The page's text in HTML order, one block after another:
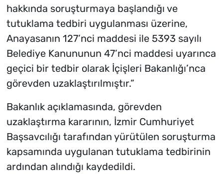
hakkında soruşturmaya başlandığı ve
tutuklama tedbiri uygulanması üzerine,
Anayasanın 127’nci maddesi ile 5393 sayılı
Belediye Kanununun 47’nci maddesi uyarınca
geçici bir tedbir olarak İçişleri Bakanlığı’nca
görevden uzaklaştırılmıştır.”
Bakanlık açıklamasında, görevden
uzaklaştırma kararının, İzmir Cumhuriyet
Başsavcılığı tarafından yürütülen soruşturma
kapsamında uygulanan tutuklama tedbirinin
ardından alındığı kaydedildi.